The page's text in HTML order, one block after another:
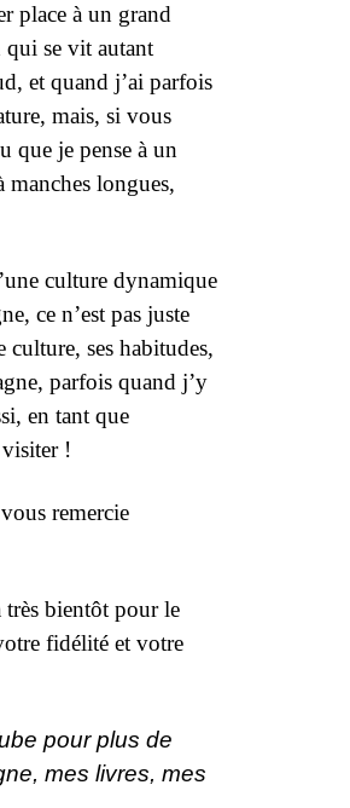
place à un grand
qui se vit autant
et quand j’ai parfois
mais, si vous
que je pense à un
manches longues,
culture dynamique
ce n’est pas juste
ses habitudes,
parfois quand j’y
en tant que
!
remercie
bientôt pour le
fidélité et votre
pour plus de
mes livres, mes